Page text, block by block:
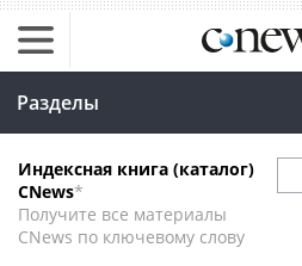
Разделы
Индексная книга (каталог)
CNews*
Получите все материалы
CNews по ключевому слову